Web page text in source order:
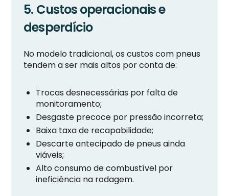
5. Custos operacionais e
desperdício
No modelo tradicional, os custos com pneus
tendem a ser mais altos por conta de:
Trocas desnecessárias por falta de
monitoramento;
Desgaste precoce por pressão incorreta;
Baixa taxa de recapabilidade;
Descarte antecipado de pneus ainda
viáveis;
Alto consumo de combustível por
ineficiência na rodagem.